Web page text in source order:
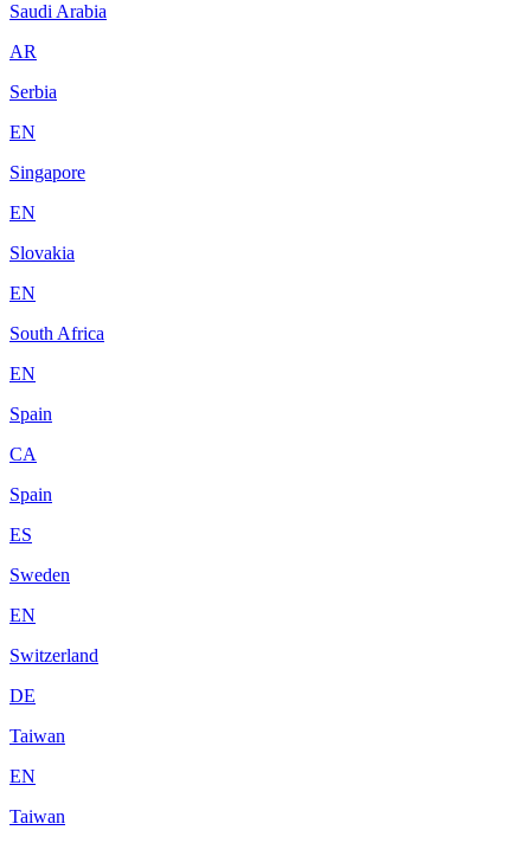
Saudi Arabia
AR
Serbia
EN
Singapore
EN
Slovakia
EN
South Africa
EN
Spain
CA
Spain
ES
Sweden
EN
Switzerland
DE
Taiwan
EN
Taiwan